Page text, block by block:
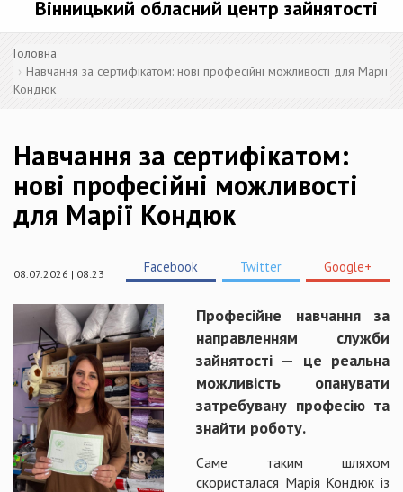
Вінницький обласний центр зайнятості
Головна
Навчання за сертифікатом: нові професійні можливості для Марії
Кондюк
Навчання за сертифікатом:
нові професійні можливості
для Марії Кондюк
08.07.2026 | 08:23 Facebook Twitter Google+
Професійне навчання за
направленням служби
зайнятості — це реальна
можливість опанувати
затребувану професію та
знайти роботу.
Саме таким шляхом
скористалася Марія Кондюк із